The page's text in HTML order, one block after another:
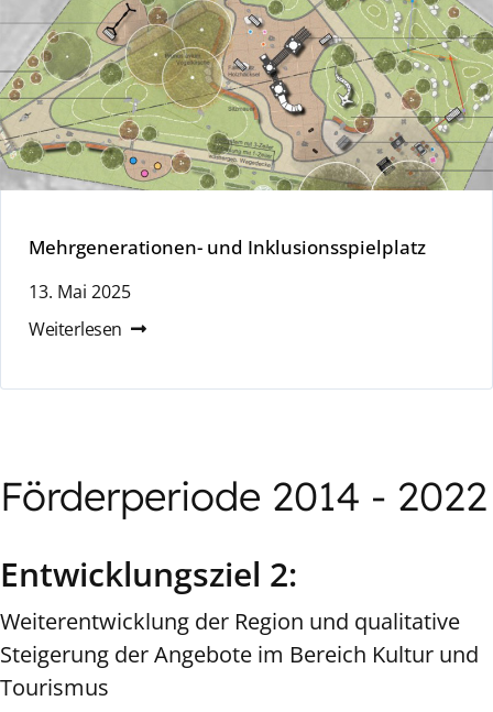
Mehrgenerationen- und Inklusionsspielplatz
13. Mai 2025
Weiterlesen
Förderperiode 2014 - 2022
Entwicklungsziel 2:
Weiterentwicklung der Region und qualitative
Steigerung der Angebote im Bereich Kultur und
Tourismus